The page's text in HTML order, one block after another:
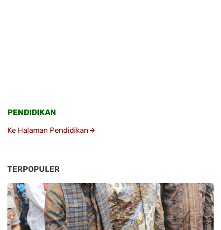
PENDIDIKAN
Ke Halaman Pendidikan
TERPOPULER